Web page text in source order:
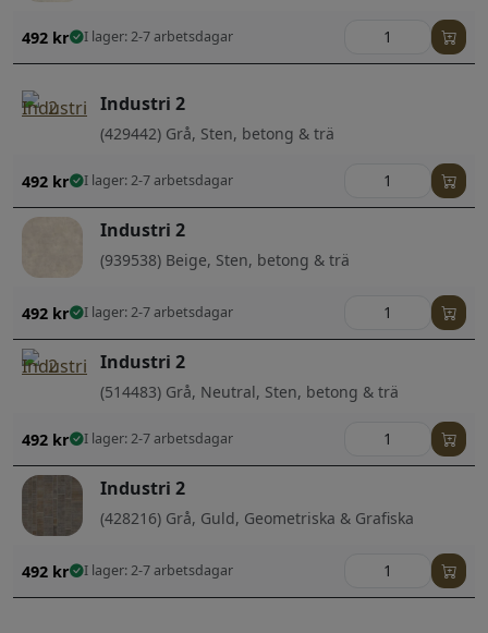
492 kr I lager: 2-7 arbetsdagar
Industri 2
(429442) Grå, Sten, betong & trä
492 kr I lager: 2-7 arbetsdagar
Industri 2
(939538) Beige, Sten, betong & trä
492 kr I lager: 2-7 arbetsdagar
Industri 2
(514483) Grå, Neutral, Sten, betong & trä
492 kr I lager: 2-7 arbetsdagar
Industri 2
(428216) Grå, Guld, Geometriska & Grafiska
492 kr I lager: 2-7 arbetsdagar